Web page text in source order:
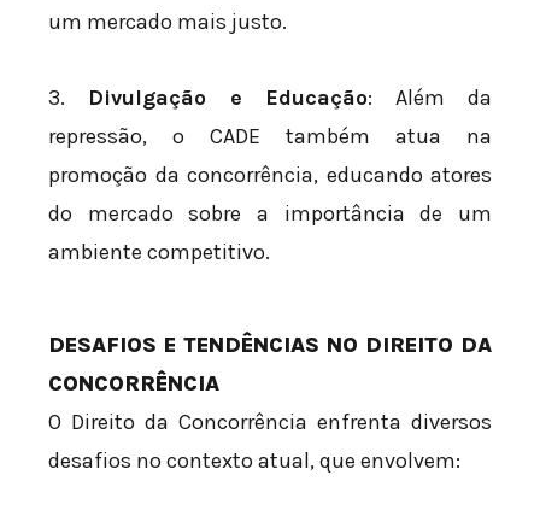
um mercado mais justo.
3. Divulgação e Educação: Além da
repressão, o CADE também atua na
promoção da concorrência, educando atores
do mercado sobre a importância de um
ambiente competitivo.
DESAFIOS E TENDÊNCIAS NO DIREITO DA
CONCORRÊNCIA
O Direito da Concorrência enfrenta diversos
desafios no contexto atual, que envolvem: